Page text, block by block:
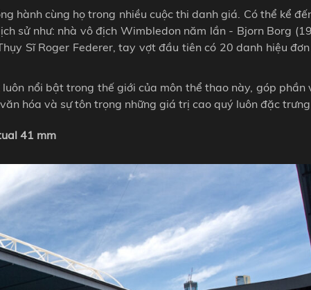
hành cùng họ trong nhiều cuộc thi danh giá. Có thể kể
sử như: nhà vô địch Wimbledon năm lần - Bjorn Borg
Sĩ Roger Federer, tay vợt đầu tiên có 20 danh hiệu
luôn nổi bật trong thế giới của môn thể thao này, góp phần
hóa và sự tôn trọng những giá trị cao quý luôn đặc
41 mm